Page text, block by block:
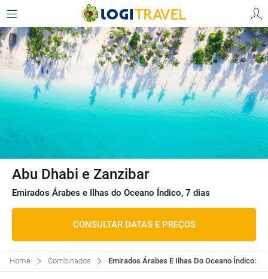
Abu Dhabi e Zanzibar
Emirados Árabes e Ilhas do Oceano Índico, 7 dias
CONSULTAR DATAS E PREÇOS
Home Combinados Emirados Árabes E Ilhas Do Oceano Índico: